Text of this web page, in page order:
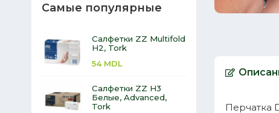
Самые популярные
Салфетки ZZ Multifold
H2, Tork
54 MDL
Салфетки ZZ H3
Белые, Advanced,
Tork
Перчатка